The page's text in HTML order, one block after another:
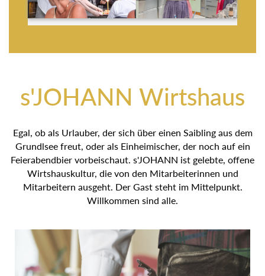
s'JOHANN Wirtshaus
Egal, ob als Urlauber, der sich über einen Saibling aus
dem Grundlsee freut, oder als Einheimischer, der noch auf
ein Feierabendbier vorbeischaut. s'JOHANN ist gelebte,
offene Wirtshauskultur, die von den Mitarbeiterinnen und
Mitarbeitern ausgeht. Der Gast steht im Mittelpunkt.
Willkommen sind alle.